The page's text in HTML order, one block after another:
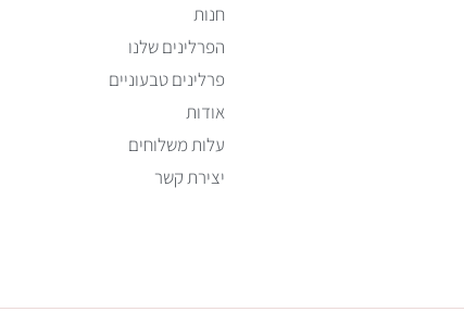
חנות
הפרלינים שלנו
פרלינים טבעוניים
אודות
עלות משלוחים
יצירת קשר